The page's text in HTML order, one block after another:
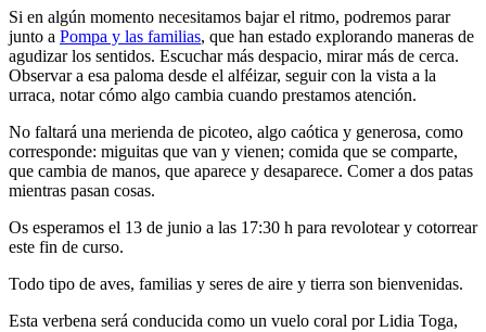
Si en algún momento necesitamos bajar el ritmo, podremos parar
junto aPompa y las familias, que han estado explorando maneras de
agudizar los sentidos. Escuchar más despacio, mirar más de cerca.
Observar a esa paloma desde el alféizar, seguir con la vista a la
No faltará una merienda de picoteo, algo caótica y generosa, como
corresponde: miguitas que van y vienen; comida que se comparte,
que cambia de manos, que aparece y desaparece. Comer a dos patas
Os esperamos el 13 de junio a las 17:30 h para revolotear y cotorrear